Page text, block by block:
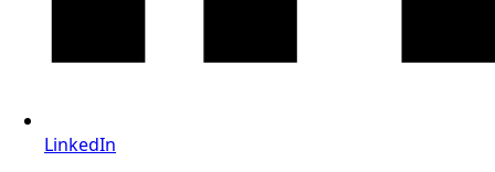
LinkedIn